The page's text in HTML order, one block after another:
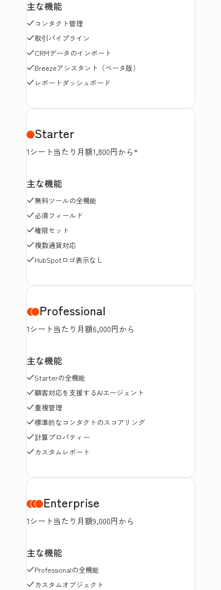
主な機能
コンタクト管理
取引パイプライン
CRMデータのインポート
Breezeアシスタント（ベータ版）
レポートダッシュボード
Starter
1シート当たり月額1,800円から*
主な機能
無料ツールの全機能
必須フィールド
権限セット
複数通貨対応
HubSpotロゴ表示なし
Professional
1シート当たり月額6,000円から
主な機能
Starterの全機能
顧客対応を支援するAIエージェント
重複管理
標準的なコンタクトのスコアリング
計算プロパティー
カスタムレポート
Enterprise
1シート当たり月額9,000円から
主な機能
Professionalの全機能
カスタムオブジェクト